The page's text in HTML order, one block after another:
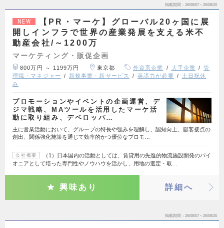
掲載期間 26/08/07～26/08/20
NEW
【PR・マーケ】グローバル20ヶ国に展
開しインフラで世界の産業発展を支える米不
動産会社/～1200万
マーケティング・販促企画
800万円 ～ 1199万円 東京都 外資系企業 大手企業
管
理職・マネジャー
新規事業・新サービス 英語力が必要
土日祝休
み
プロモーションやイベントの企画運営、デ
ジマ戦略、MAツールを活用したマーケ活
動に取り組み、デベロッパ…
主に営業活動において、グループの特長や強みを理解し、認知向上、顧客接点の
創出、関係強化施策を通じて効率的かつ優位なプロモ…
会社概要
（1）日本国内の活動としては、賃貸用の先進的物流施設開発のパイ
オニアとして培った専門性やノウハウを活かし、用地の選定・取…
興味あり 詳細へ
掲載期間 26/08/07～26/08/20